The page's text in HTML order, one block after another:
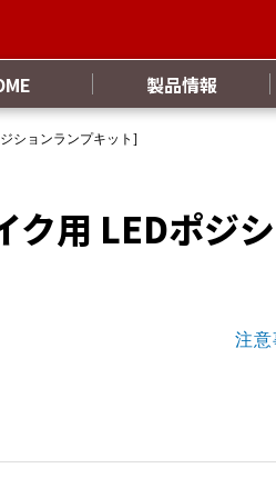
製品情報
ションランプキット]
ク用 LEDポジ
注意